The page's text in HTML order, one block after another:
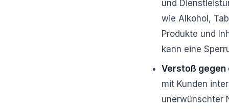
und
wie Alkohol,
Produkte und
kann eine
Verstoß gegen
mit Kunden
unerwünschter